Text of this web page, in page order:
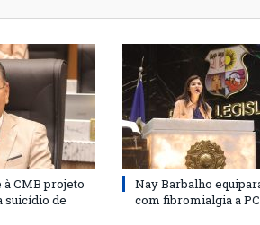
CMB projeto
suicídio de
Nay Barbalho
com fibromialgia a